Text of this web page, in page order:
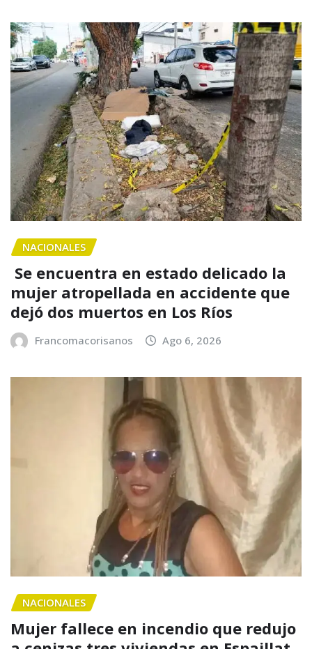
NACIONALES
Se encuentra en estado delicado la
mujer atropellada en accidente que
dejó dos muertos en Los Ríos
Francomacorisanos Ago 6, 2026
NACIONALES
Mujer fallece en incendio que redujo